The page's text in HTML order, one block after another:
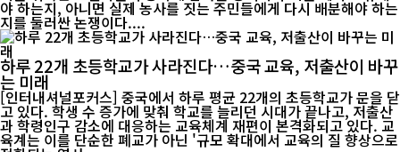
야 하는지, 아니면 실제 농사를 짓는 주민들에게 다시 배분해야 하는
지를 둘러싼 논쟁이다....
하루 22개 초등학교가 사라진다…중국 교육, 저출산이 바꾸
는 미래
[인터내셔널포커스] 중국에서 하루 평균 22개의 초등학교가 문을 닫
고 있다. 학생 수 증가에 맞춰 학교를 늘리던 시대가 끝나고, 저출산
과 학령인구 감소에 대응하는 교육체계 재편이 본격화되고 있다. 교
육계는 이를 단순한 폐교가 아닌 '규모 확대에서 교육의 질 향상으로